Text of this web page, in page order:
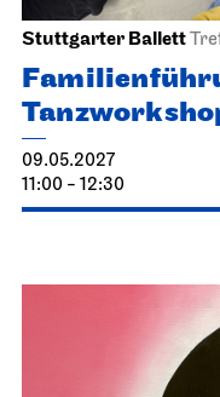
Staatsoper Stuttgart
Rosenkavalier